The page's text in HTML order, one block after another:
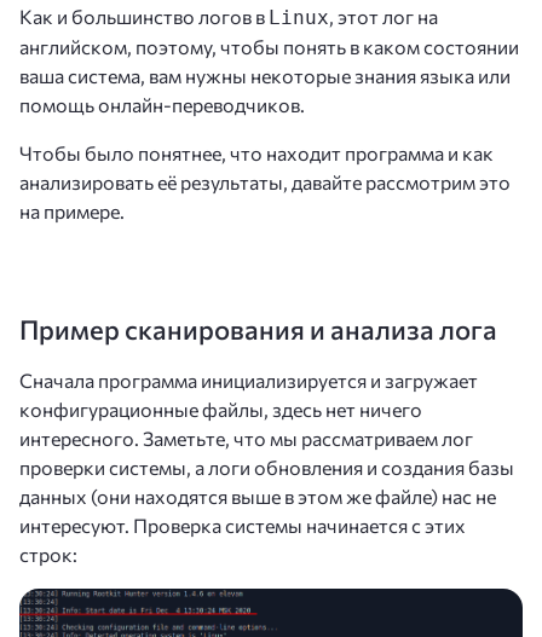
Как и большинство логов в Linux, этот лог на
английском, поэтому, чтобы понять в каком состоянии
ваша система, вам нужны некоторые знания языка или
помощь онлайн-переводчиков.
Чтобы было понятнее, что находит программа и как
анализировать её результаты, давайте рассмотрим это
на примере.
Пример сканирования и анализа лога
Сначала программа инициализируется и загружает
конфигурационные файлы, здесь нет ничего
интересного. Заметьте, что мы рассматриваем лог
проверки системы, а логи обновления и создания базы
данных (они находятся выше в этом же файле) нас не
интересуют. Проверка системы начинается с этих
строк: